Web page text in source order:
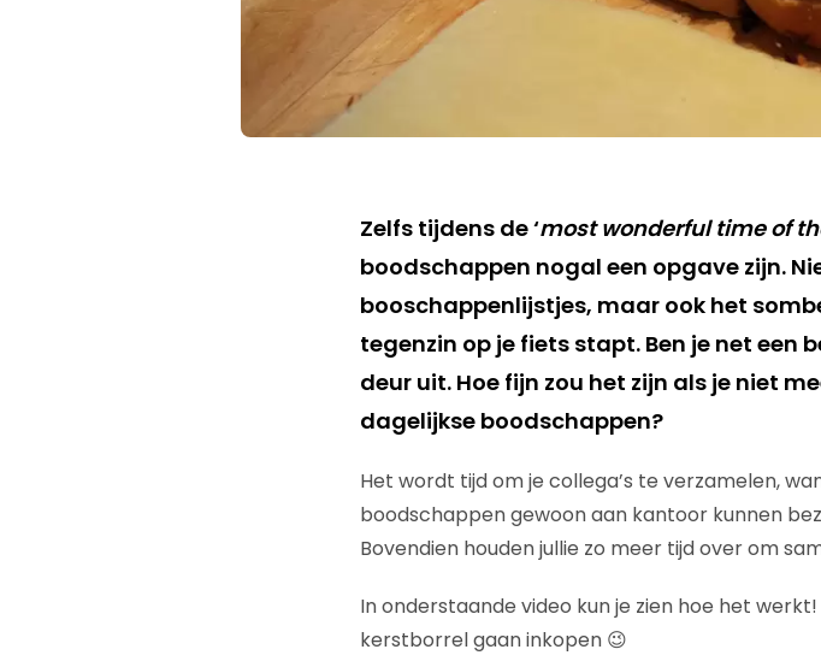
Zelfs tijdens de ‘most wonderful time of
boodschappen nogal een opgave zijn.
booschappenlijstjes, maar ook het
tegenzin op je fiets stapt. Ben je net een
deur uit. Hoe fijn zou het zijn als je niet
dagelijkse boodschappen?
Het wordt tijd om je collega’s te verzamelen,
boodschappen gewoon aan kantoor kunnen
Bovendien houden jullie zo meer tijd over om
In onderstaande video kun je zien hoe het
kerstborrel gaan inkopen 😉